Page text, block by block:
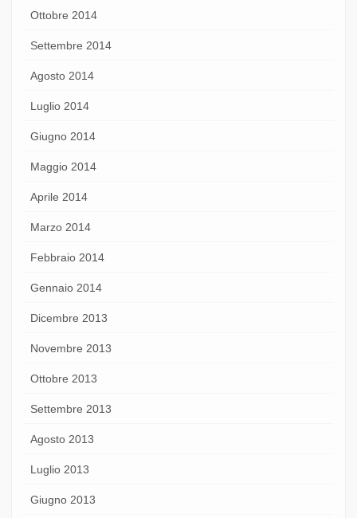
Ottobre 2014
Settembre 2014
Agosto 2014
Luglio 2014
Giugno 2014
Maggio 2014
Aprile 2014
Marzo 2014
Febbraio 2014
Gennaio 2014
Dicembre 2013
Novembre 2013
Ottobre 2013
Settembre 2013
Agosto 2013
Luglio 2013
Giugno 2013